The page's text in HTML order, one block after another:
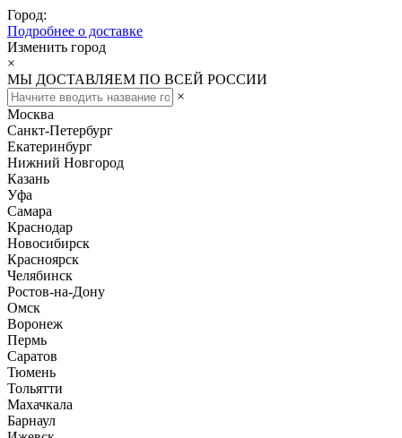
Город:
Подробнее о доставке
Изменить город
×
МЫ ДОСТАВЛЯЕМ ПО ВСЕЙ РОССИИ
×
Москва
Санкт-Петербург
Екатеринбург
Нижний Новгород
Казань
Уфа
Самара
Краснодар
Новосибирск
Красноярск
Челябинск
Ростов-на-Дону
Омск
Воронеж
Пермь
Саратов
Тюмень
Тольятти
Махачкала
Барнаул